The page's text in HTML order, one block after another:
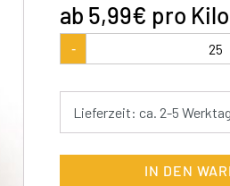
5,99€ pro Kilo
-
aus
Menge
Lieferzeit: ca. 2-5
IN DEN